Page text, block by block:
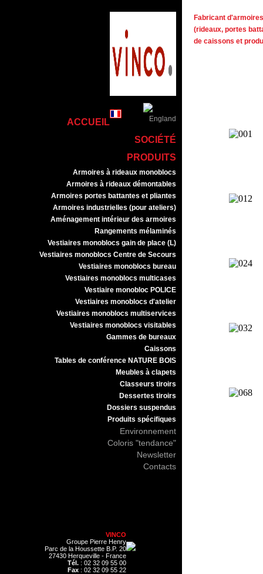
ACCUEIL
SOCIÉTÉ
PRODUITS
Armoires à rideaux monoblocs
Armoires à rideaux démontables
Armoires portes battantes et pliantes
Armoires industrielles (pour ateliers)
Aménagement intérieur des armoires
Rangements mélaminés
Vestiaires monoblocs gain de place (L)
Vestiaires monoblocs Centre de Secours
Vestiaires monoblocs bureau
Vestiaires monoblocs multicases
Vestiaire monobloc POLICE
Vestiaires monoblocs d'atelier
Vestiaires monoblocs multiservices
Vestiaires monoblocs visitables
Gammes de bureaux
Caissons
Tables de conférence NATURE BOIS
Meubles à clapets
Classeurs tiroirs
Dessertes tiroirs
Dossiers suspendus
Produits spécifiques
Environnement
Coloris "tendance"
Newsletter
Contacts
VINCO
Groupe Pierre Henry
Parc de la Houssette B.P. 20
27430 Herqueville - France
Tél. : 02 32 09 55 00
Fax : 02 32 09 55 22
Fabricant
(rideaux, portes
de caissons et